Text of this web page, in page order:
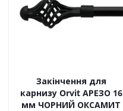
Закінчення для
карнизу Orvit АРЕЗО 16
мм ЧОРНИЙ ОКСАМИТ